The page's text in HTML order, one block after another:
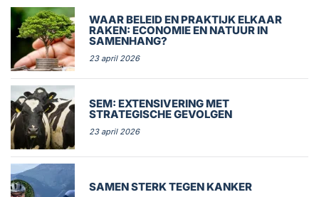
WAAR BELEID EN PRAKTIJK ELKAAR
RAKEN: ECONOMIE EN NATUUR IN
SAMENHANG?
23 april 2026
SEM: EXTENSIVERING MET
STRATEGISCHE GEVOLGEN
23 april 2026
SAMEN STERK TEGEN KANKER